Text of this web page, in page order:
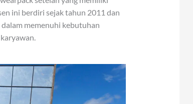
ini berdiri sejak tahun 2011 dan
memenuhi kebutuhan